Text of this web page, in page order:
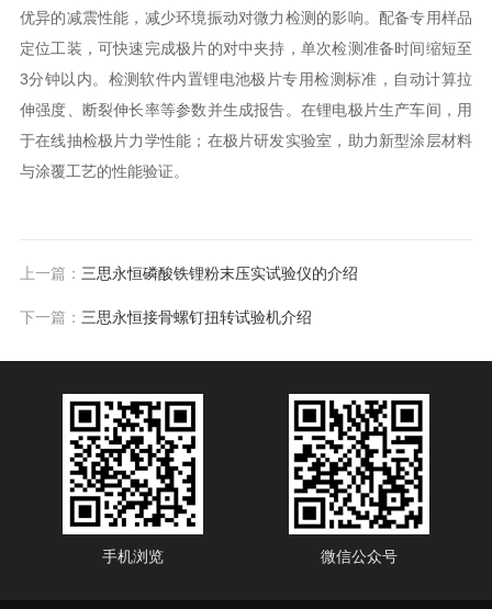
优异的减震性能，减少环境振动对微力检测的影响。配备专用样品
定位工装，可快速完成极片的对中夹持，单次检测准备时间缩短至
3分钟以内。检测软件内置锂电池极片专用检测标准，自动计算拉
伸强度、断裂伸长率等参数并生成报告。在锂电极片生产车间，用
于在线抽检极片力学性能；在极片研发实验室，助力新型涂层材料
与涂覆工艺的性能验证。​
上一篇： 三思永恒磷酸铁锂粉末压实试验仪的介绍
下一篇： 三思永恒接骨螺钉扭转试验机介绍
手机浏览 微信公众号